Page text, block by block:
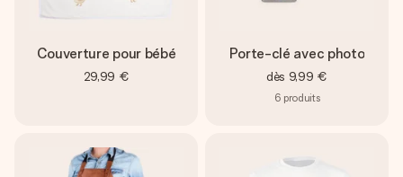
Couverture pour bébé
29,99 €
Porte-clé avec photo
dès 9,99 €
6 produits